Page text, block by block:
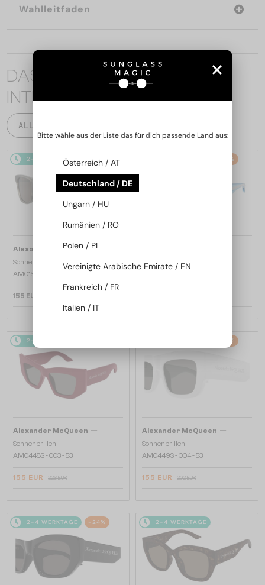
Wahlleitfaden
DAS KÖNNTE SIE AUCH
INTERESSIEREN
ALLE PRODUKTE
2-4 WERKTAGE
Alexander McQueen —
Sonnenbrillen
AM0158S - 004 - 54
155 EUR
-22%
Sonnenbrillen
2-4 WERKTAGE
Alexander McQueen —
Sonnenbrillen
AM0448S - 003 - 53
155 EUR 226 EUR
-24%
Alexander McQueen —
Sonnenbrillen
AM0449S - 004 - 53
155 EUR 202 EUR
2-4 WERKTAGE -24% 2-4 WERKTAGE
Bitte wähle aus der Liste das für dich passende Land aus:
Österreich / AT
Deutschland / DE
Ungarn / HU
Rumänien / RO
Polen / PL
Vereinigte Arabische Emirate / EN
Frankreich / FR
Italien / IT